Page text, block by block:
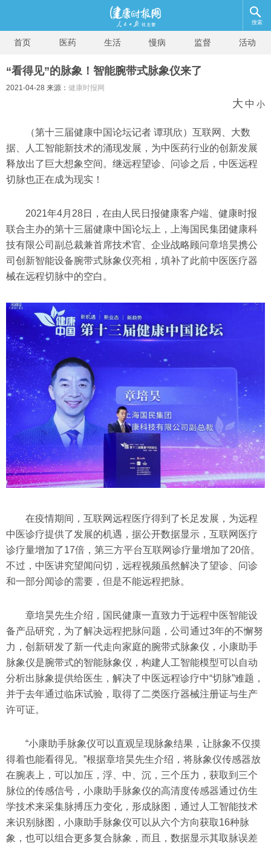
搜索
首页 医药 生活 慢病 监督 活动
“看得见”的脉象！智能腕带式脉象仪来了
2021-04-28 来源： 健康时报网
大 中 小
（第十三届健康中国论坛记者 谭琪欣） 互联网、大数
据、人工智能新技术的涌现发展，为中医药行业的创新发展
释放出了巨大想象空间。继远程望诊、问诊之后，中医远程
切脉也正在成为现实！
2021年4月28日，在由人民日报健康客户端、健康时报
联合主办的第十三届健康中国论坛上，上海国民集团健康科
技有限公司副总裁兼首席技术官、企业战略顾问章培昊携公
司创新智能设备腕带式脉象仪亮相，填补了此前中医医疗器
械在远程切脉中的空白。
在疫情期间，互联网远程医疗得到了长足发展，为远程
中医诊疗提供了发展的机遇，据公开数据显示，互联网医疗
诊疗量增加了17倍，第三方平台互联网诊疗量增加了20倍。
不过，中医讲究望闻问切，远程视频虽然解决了望诊、问诊
和一部分闻诊的需要，但是不能远程把脉。
章培昊先生介绍，国民健康一直致力于远程中医智能设
备产品研究，为了解决远程把脉问题，公司通过3年的不懈努
力，创新研发了新一代走向家庭的腕带式脉象仪，小康助手
脉象仪是腕带式的智能脉象仪，构建人工智能模型可以自动
分析出脉象提供给医生，解决了中医远程诊疗中“切脉”难题，
并于去年通过临床试验，取得了二类医疗器械注册证与生产
许可证。
“小康助手脉象仪可以直观呈现脉象结果，让脉象不仅摸
得着也能看得见。”根据章培昊先生介绍，将脉象仪传感器放
在腕表上，可以加压，浮、中、沉，三个压力，获取到三个
脉位的传感信号，小康助手脉象仪的高清度传感器通过仿生
学技术来采集脉搏压力变化，形成脉图，通过人工智能技术
来识别脉图，小康助手脉象仪可以从六个方向获取16种脉
象，也可以组合更多复合脉象，而且，数据显示其取脉误差